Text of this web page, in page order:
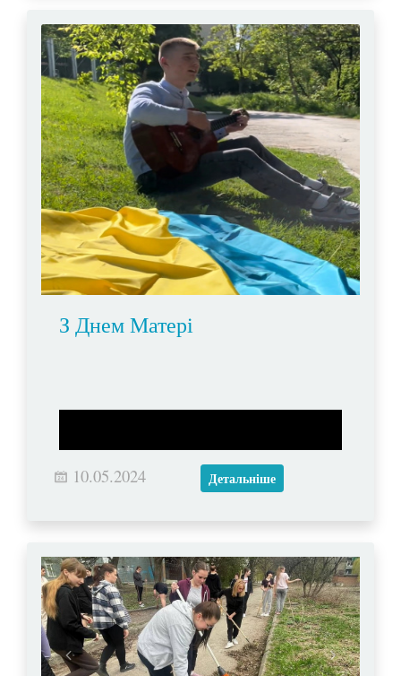
З Днем Матері
10.05.2024 Детальніше